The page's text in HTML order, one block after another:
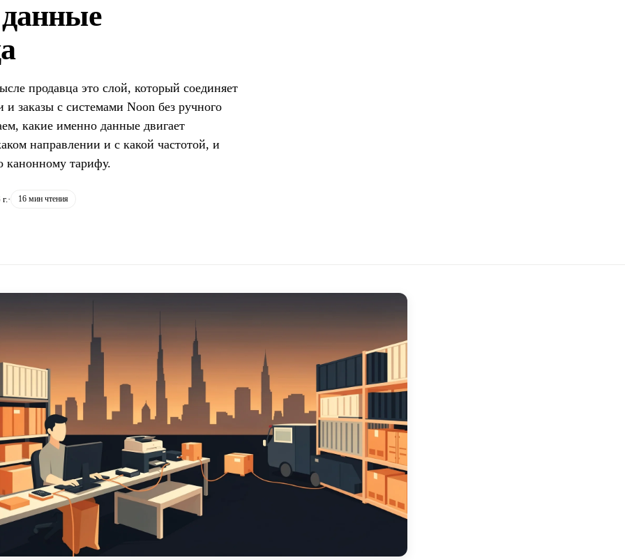
продавца это слой, который соединяет
и заказы с системами Noon без ручного
какие именно данные двигает
направлении и с какой частотой, и
канонному тарифу.
· 16 мин чтения